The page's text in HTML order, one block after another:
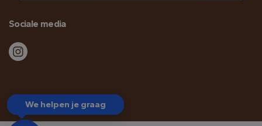
Sociale media
We helpen je graag